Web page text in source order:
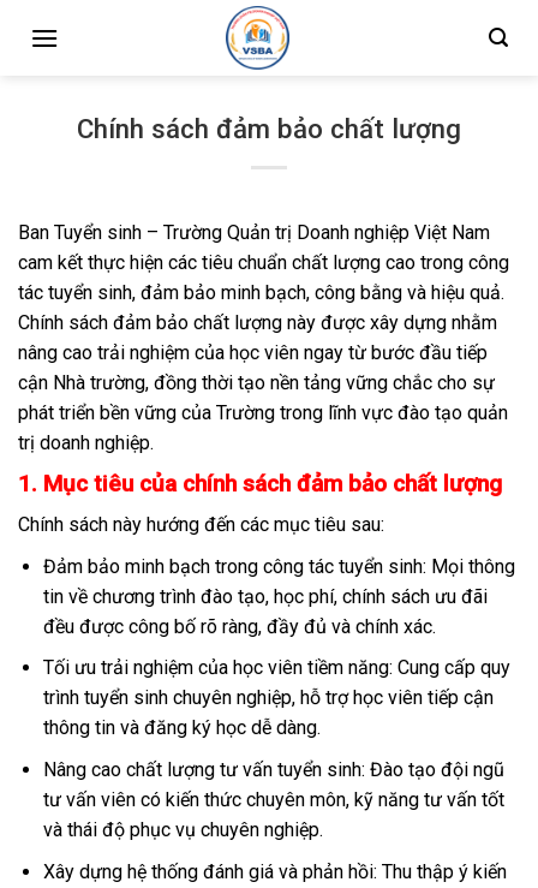
Chính sách đảm bảo chất lượng
Ban Tuyển sinh – Trường Quản trị Doanh nghiệp Việt Nam
cam kết thực hiện các tiêu chuẩn chất lượng cao trong công
tác tuyển sinh, đảm bảo minh bạch, công bằng và hiệu quả.
Chính sách đảm bảo chất lượng này được xây dựng nhằm
nâng cao trải nghiệm của học viên ngay từ bước đầu tiếp
cận Nhà trường, đồng thời tạo nền tảng vững chắc cho sự
phát triển bền vững của Trường trong lĩnh vực đào tạo quản
trị doanh nghiệp.
1. Mục tiêu của chính sách đảm bảo chất lượng
Chính sách này hướng đến các mục tiêu sau:
Đảm bảo minh bạch trong công tác tuyển sinh: Mọi thông
tin về chương trình đào tạo, học phí, chính sách ưu đãi
đều được công bố rõ ràng, đầy đủ và chính xác.
Tối ưu trải nghiệm của học viên tiềm năng: Cung cấp quy
trình tuyển sinh chuyên nghiệp, hỗ trợ học viên tiếp cận
thông tin và đăng ký học dễ dàng.
Nâng cao chất lượng tư vấn tuyển sinh: Đào tạo đội ngũ
tư vấn viên có kiến thức chuyên môn, kỹ năng tư vấn tốt
và thái độ phục vụ chuyên nghiệp.
Xây dựng hệ thống đánh giá và phản hồi: Thu thập ý kiến